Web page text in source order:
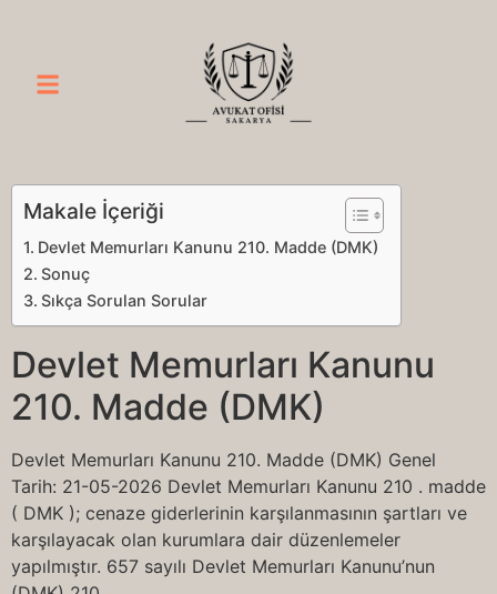
Makale İçeriği
Devlet Memurları Kanunu 210. Madde (DMK)
Sonuç
Sıkça Sorulan Sorular
Devlet Memurları Kanunu
210. Madde (DMK)
Devlet Memurları Kanunu 210. Madde (DMK) Genel
Tarih: 21-05-2026 Devlet Memurları Kanunu 210 . madde
( DMK ); cenaze giderlerinin karşılanmasının şartları ve
karşılayacak olan kurumlara dair düzenlemeler
yapılmıştır. 657 sayılı Devlet Memurları Kanunu’nun